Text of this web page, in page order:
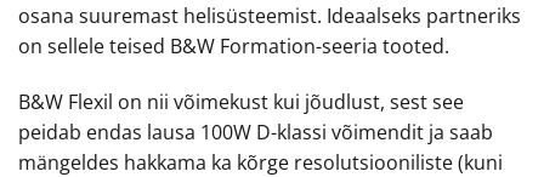
osana suuremast helisüsteemist. Ideaalseks partneriks
on sellele teised B&W Formation-seeria tooted.
B&W Flexil on nii võimekust kui jõudlust, sest see
peidab endas lausa 100W D-klassi võimendit ja saab
mängeldes hakkama ka kõrge resolutsiooniliste (kuni